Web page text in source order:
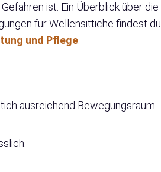
ist. Ein Überblick über die
für Wellensittiche findest du
und Pflege.
ausreichend Bewegungsraum